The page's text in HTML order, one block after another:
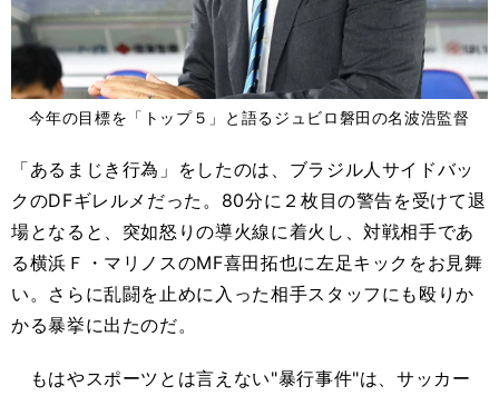
今年の目標を「トップ５」と語るジュビロ磐田の名波浩監督
「あるまじき行為」をしたのは、ブラジル人サイドバッ
クのDFギレルメだった。80分に２枚目の警告を受けて退
場となると、突如怒りの導火線に着火し、対戦相手であ
る横浜Ｆ・マリノスのMF喜田拓也に左足キックをお見舞
い。さらに乱闘を止めに入った相手スタッフにも殴りか
かる暴挙に出たのだ。
もはやスポーツとは言えない"暴行事件"は、サッカー